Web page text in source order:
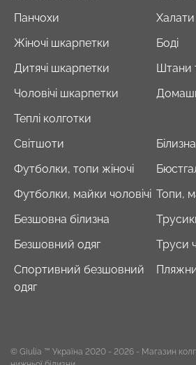
Панчохи
Жіночі шкарпетки
Дитячі шкарпетки
Чоловічі шкарпетки
Теплі колготки
Халати
Боді
Штани
Світшоти
Футболки, топи жіночі
Футболки, майки чоловічі
Безшовна білизна
Безшовний одяг
Спортивний безшовний
одяг
Білизна
Топи,
Труси
© Giulia ™ Україна 2020 - 2026 - Магазин